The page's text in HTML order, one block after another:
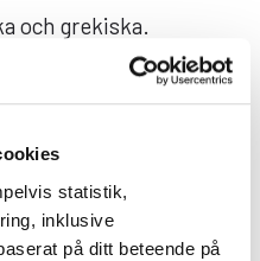
statistik,
inklusive
på ditt beteende på
och grekiska.
dig med: